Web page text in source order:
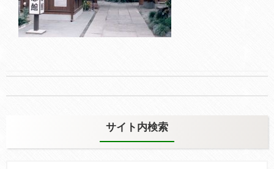
navigation
サイト内検索